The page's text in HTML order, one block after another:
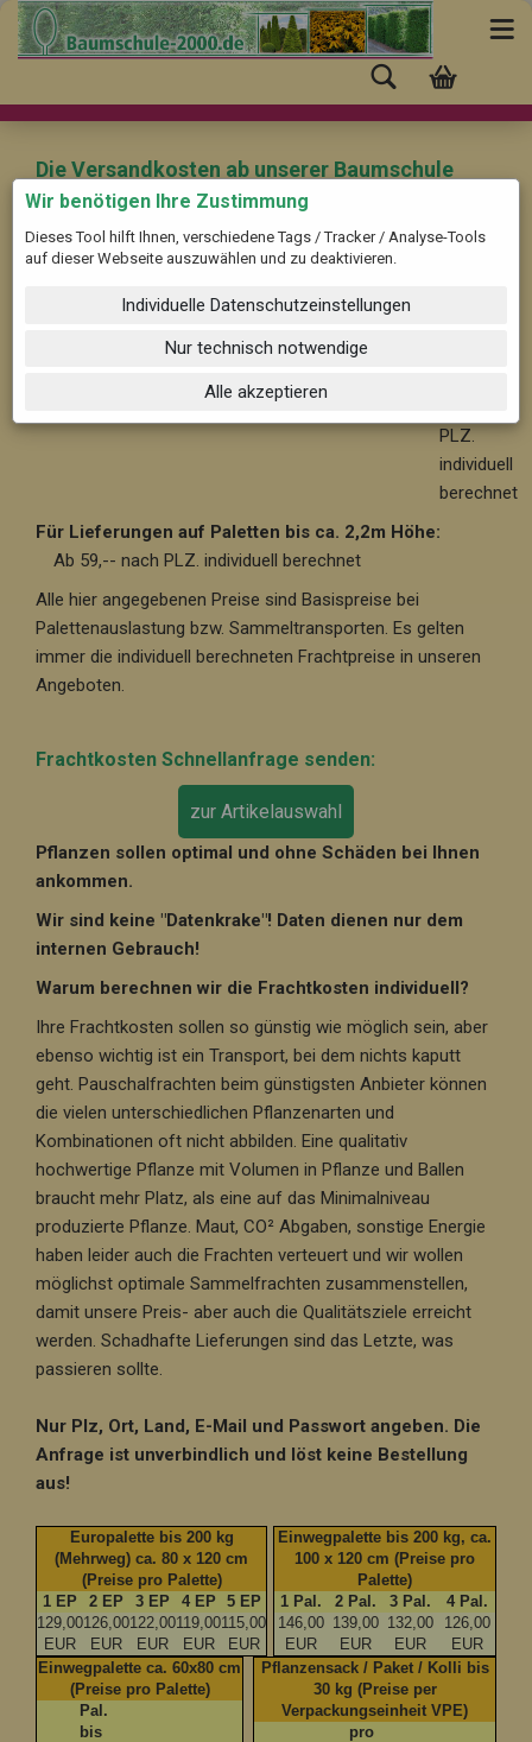
Die Versandkosten ab unserer Baumschule
(Pinneberg) nach "Egg an der Günz" mit der
PLZ: 87743 betragen:
59,-- im Nahbereich bis 30 km, nach PLZ. individuell
PLZ.
individuell
berechnet
Für Lieferungen auf Paletten bis ca. 2,2m Höhe:
Ab 59,-- nach PLZ. individuell berechnet
Alle hier angegebenen Preise sind Basispreise bei
Palettenauslastung bzw. Sammeltransporten. Es gelten
immer die individuell berechneten Frachtpreise in unseren
Angeboten.
Frachtkosten Schnellanfrage senden:
zur Artikelauswahl
Pflanzen sollen optimal und ohne Schäden bei Ihnen
ankommen.
Wir sind keine "Datenkrake"! Daten dienen nur dem
internen Gebrauch!
Warum berechnen wir die Frachtkosten individuell?
Ihre Frachtkosten sollen so günstig wie möglich sein, aber
ebenso wichtig ist ein Transport, bei dem nichts kaputt
geht. Pauschalfrachten beim günstigsten Anbieter können
die vielen unterschiedlichen Pflanzenarten und
Kombinationen oft nicht abbilden. Eine qualitativ
hochwertige Pflanze mit Volumen in Pflanze und Ballen
braucht mehr Platz, als eine auf das Minimalniveau
produzierte Pflanze. Maut, CO² Abgaben, sonstige Energie
haben leider auch die Frachten verteuert und wir wollen
möglichst optimale Sammelfrachten zusammenstellen,
damit unsere Preis- aber auch die Qualitätsziele erreicht
werden. Schadhafte Lieferungen sind das Letzte, was
passieren sollte.
Nur Plz, Ort, Land, E-Mail und Passwort angeben. Die
Anfrage ist unverbindlich und löst keine Bestellung
aus!
Europalette bis 200 kg
(Mehrweg) ca. 80 x 120 cm
(Preise pro Palette)
1 EP
2 EP 3 EP 4 EP
5 EP
129,00
EUR
126,00
EUR
122,00
EUR
119,00
EUR
115,00
EUR
Einwegpalette bis 200 kg, ca.
100 x 120 cm (Preise pro
Palette)
1 Pal.
2 Pal. 3 Pal.
4 Pal.
146,00
EUR
139,00
EUR
132,00
EUR
126,00
EUR
Einwegpalette ca. 60x80 cm
(Preise pro Palette)
Pal.
bis
Pflanzensack / Paket / Kolli bis
30 kg (Preise per
Verpackungseinheit VPE)
pro
Wir benötigen Ihre Zustimmung
Dieses Tool hilft Ihnen, verschiedene Tags / Tracker / Analyse-Tools
auf dieser Webseite auszuwählen und zu deaktivieren.
Individuelle Datenschutzeinstellungen
Nur technisch notwendige
Alle akzeptieren